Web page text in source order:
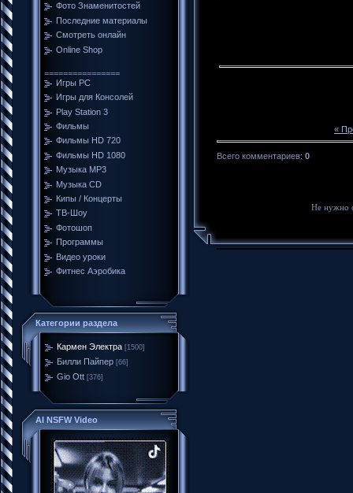
Фото Знаменитостей
Последние материалы
Смотреть онлайн
Online Shop
================
Игры PC
Игры для Консолей
Play Station 3
Фильмы
Фильмы HD 720
Фильмы HD 1080
Музыка MP3
Музыка CD
Кипы / Концерты
ТВ-Шоу
Фотошоп
Программы
Видео уроки
Фитнес Аэробика
Категории раздела
Кармен Электра [1500]
Билли Пайпер [66]
Gio Ott [376]
AI NSFW Video
«
Всего комментариев: 0
Не нужно